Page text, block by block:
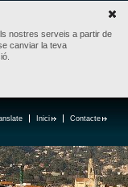
nostres serveis a partir de
canviar la teva
Contacte
Inici